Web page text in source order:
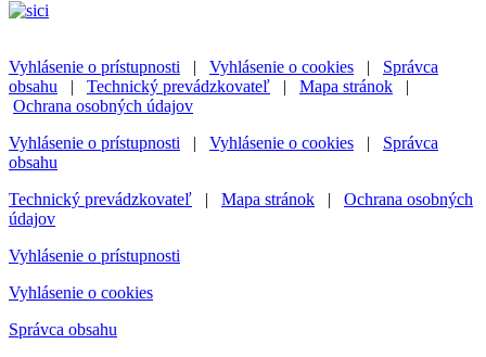
Vyhlásenie o prístupnosti | Vyhlásenie o cookies | Správca
obsahu | Technický prevádzkovateľ | Mapa stránok |
Ochrana osobných údajov
Vyhlásenie o prístupnosti | Vyhlásenie o cookies | Správca
obsahu
Technický prevádzkovateľ | Mapa stránok | Ochrana osobných
údajov
Vyhlásenie o prístupnosti
Vyhlásenie o cookies
Správca obsahu